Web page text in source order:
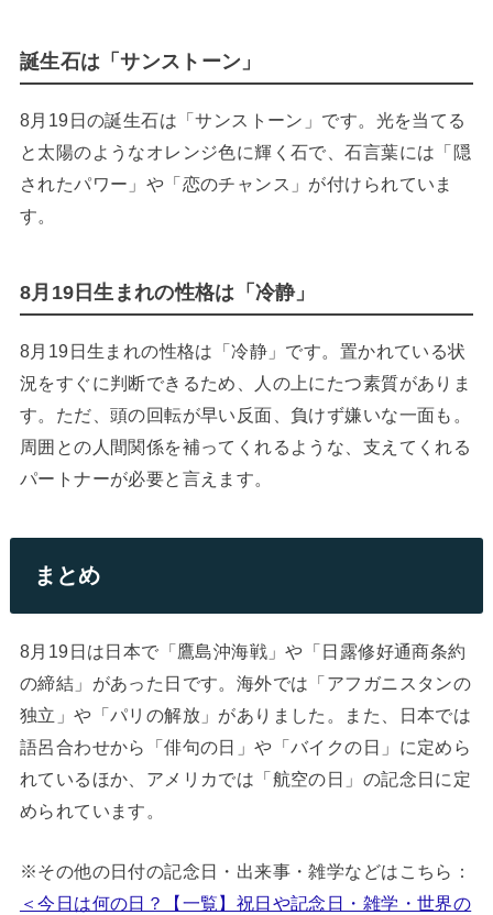
誕生石は「サンストーン」
8月19日の誕生石は「サンストーン」です。光を当てる
と太陽のようなオレンジ色に輝く石で、石言葉には「隠
されたパワー」や「恋のチャンス」が付けられていま
す。
8月19日生まれの性格は「冷静」
8月19日生まれの性格は「冷静」です。置かれている状
況をすぐに判断できるため、人の上にたつ素質がありま
す。ただ、頭の回転が早い反面、負けず嫌いな一面も。
周囲との人間関係を補ってくれるような、支えてくれる
パートナーが必要と言えます。
まとめ
8月19日は日本で「鷹島沖海戦」や「日露修好通商条約
の締結」があった日です。海外では「アフガニスタンの
独立」や「パリの解放」がありました。また、日本では
語呂合わせから「俳句の日」や「バイクの日」に定めら
れているほか、アメリカでは「航空の日」の記念日に定
められています。
※その他の日付の記念日・出来事・雑学などはこちら：
＜今日は何の日？【一覧】祝日や記念日・雑学・世界の